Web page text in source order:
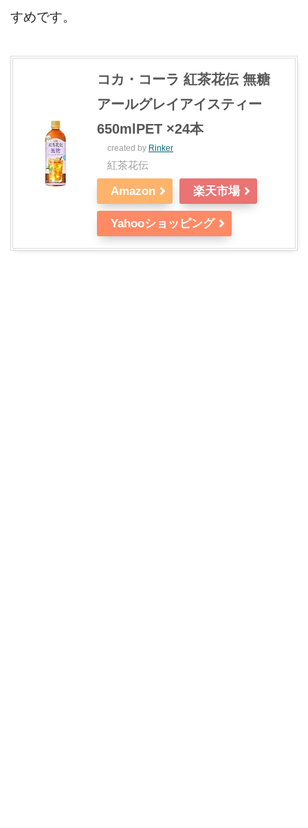
すめです。
コカ・コーラ 紅茶花伝 無糖
アールグレイアイスティー
650mlPET ×24本
created by Rinker
紅茶花伝
Amazon 楽天市場
Yahooショッピング